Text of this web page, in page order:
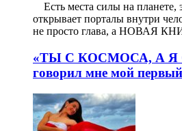
⠀ Есть места силы на планете,
открывает порталы внутри
не просто глава, а НОВАЯ
«ТЫ С КОСМОСА, А Я
говорил мне мой первый